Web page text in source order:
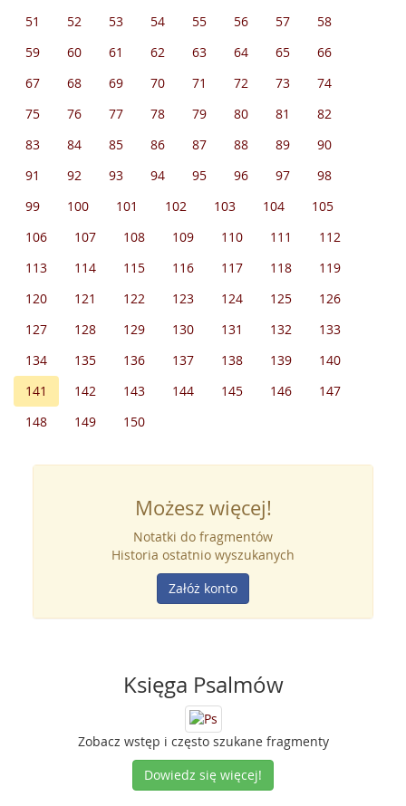
51
52 53 54 55 56 57
58
59
60 61 62 63 64 65
66
67
68 69 70 71 72 73
74
75
76 77 78 79 80 81
82
83
84 85 86 87 88 89
90
91
92 93 94 95 96 97
98
99
100 101 102 103 104
105
106
107 108 109 110 111
112
113
114 115 116 117 118
119
120
121 122 123 124 125
126
127
128 129 130 131 132
133
134
135 136 137 138 139
140
141
142 143 144 145 146
147
148
149 150
Możesz więcej!
Notatki do fragmentów
Historia ostatnio wyszukanych
Załóż konto
Księga Psalmów
Zobacz wstęp i często szukane fragmenty
Dowiedz się więcej!